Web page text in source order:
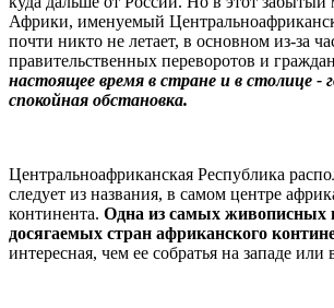
Африки, именуемый
почти никто не летает, в основном из-за
правительственных переворотов и
настоящее время в стране и в столице -
спокойная обстановка.
Центральноафриканская Республика
следует из названия, в самом центре
континента. Одна из самых живописных
досягаемых стран африканского
интересная, чем ее собратья на западе или